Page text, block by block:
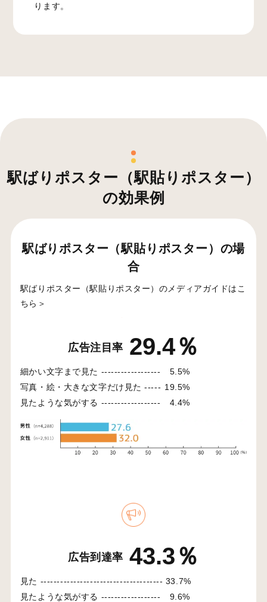
ります。
駅ばりポスター（駅貼りポスター）
の効果例
駅ばりポスター（駅貼りポスター）の場
合
駅ばりポスター（駅貼りポスター）のメディアガイドはこ
ちら＞
広告注目率 29.4％
細かい文字まで見た ------------------
5.5%
写真・絵・大きな文字だけ見た ----- 19.5%
見たような気がする ------------------
4.4%
広告到達率 43.3％
見た ------------------------------------- 33.7%
見たような気がする ------------------
9.6%